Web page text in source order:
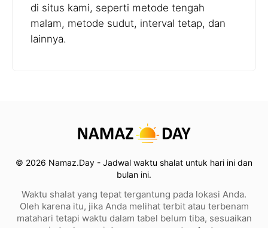
di situs kami, seperti metode tengah
malam, metode sudut, interval tetap, dan
lainnya.
© 2026 Namaz.Day - Jadwal waktu shalat untuk hari ini dan
bulan ini.
Waktu shalat yang tepat tergantung pada lokasi Anda.
Oleh karena itu, jika Anda melihat terbit atau terbenam
matahari tetapi waktu dalam tabel belum tiba, sesuaikan